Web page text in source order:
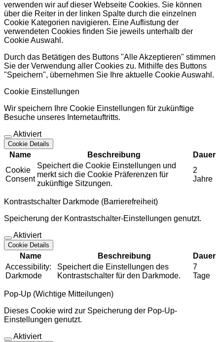
verwenden wir auf dieser Webseite Cookies. Sie können
über die Reiter in der linken Spalte durch die einzelnen
Cookie Kategorien navigieren. Eine Auflistung der
verwendeten Cookies finden Sie jeweils unterhalb der
Cookie Auswahl.
Durch das Betätigen des Buttons "Alle Akzeptieren" stimmen
Sie der Verwendung aller Cookies zu. Mithilfe des Buttons
"Speichern", übernehmen Sie Ihre aktuelle Cookie Auswahl.
Cookie Einstellungen
Wir speichern Ihre Cookie Einstellungen für zukünftige
Besuche unseres Internetauftritts.
Aktiviert
Cookie Details
Name Beschreibung
Dauer
Cookie
Consent
Speichert die Cookie Einstellungen und
merkt sich die Cookie Präferenzen für
zukünftige Sitzungen.
2
Jahre
Kontrastschalter Darkmode (Barrierefreiheit)
Speicherung der Kontrastschalter-Einstellungen genutzt.
Aktiviert
Cookie Details
Name Beschreibung
Dauer
Accessibility:
Darkmode
Speichert die Einstellungen des
Kontrastschalter für den Darkmode.
7
Tage
Pop-Up (Wichtige Mitteilungen)
Dieses Cookie wird zur Speicherung der Pop-Up-
Einstellungen genutzt.
Aktiviert